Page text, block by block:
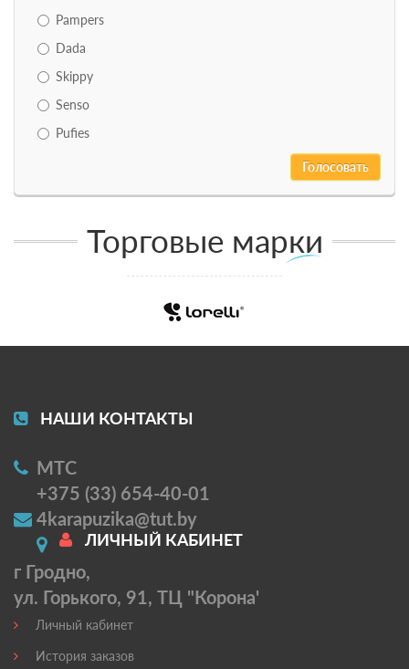
Pampers
Dada
Skippy
Senso
Pufies
Торговые марки
НАШИ КОНТАКТЫ
МТС
+375 (33) 654-40-01
4karapuzika@tut.by
г Гродно,
ул. Горького, 91, ТЦ "Корона'
ЛИЧНЫЙ КАБИНЕТ
Личный кабинет
История заказов